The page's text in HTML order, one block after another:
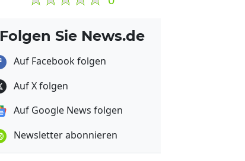
Folgen Sie News.de
Auf Facebook folgen
Auf X folgen
Auf Google News folgen
Newsletter abonnieren